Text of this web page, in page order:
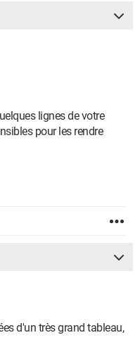
lignes de votre
pour les rendre
d'un très grand tableau,